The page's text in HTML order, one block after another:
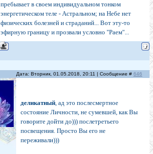
пребывает в своем индивидуальном тонком
энергетическом теле - Астральном; на Небе нет
физических болезней и страданий... Вот эту-то
эфирную границу и прозвали условно "Раем"...
Дата: Вторник, 01.05.2018, 20:11 | Сообщение # 646
деликатный, ад это послесмертное
состояние Личности, не сумевшей, как Вы
говорите дойти до))) послетретьего
посвещения. Просто Вы его не
переживали)))